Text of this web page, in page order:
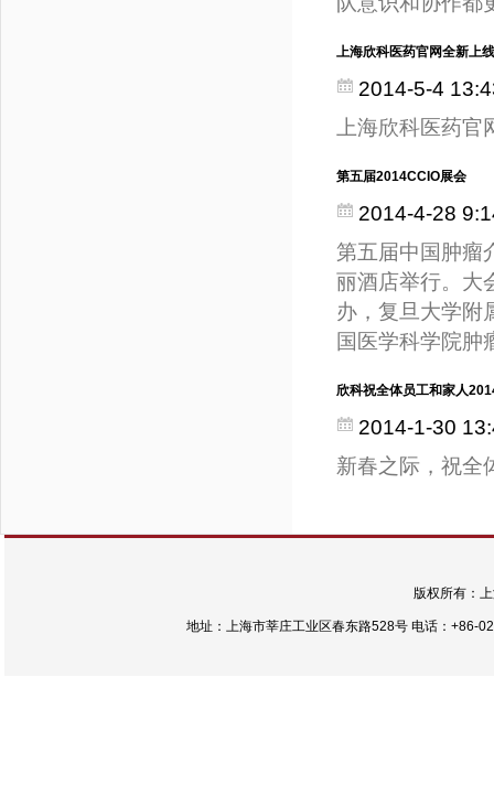
上海欣科医药官网全新上线
2014-5-4
上海欣科医药官
第五届2014CCIO展会
2014-4-28
第五届中国肿瘤
丽酒店举行。大
办，复旦大学附
国医学科学院
欣科祝全体员工和家人
2014-1-30
新春之际，祝全
版权所有：
地址：上海市莘庄工业区春东路528号 电话：+86-